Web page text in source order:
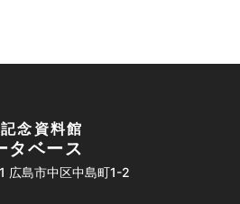
念資料館
タベース
広島市中区中島町1-2